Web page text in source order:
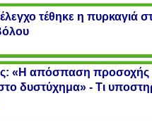
τέθηκε η πυρκαγιά
«Η απόσπαση προσοχής
δυστύχημα» - Τι